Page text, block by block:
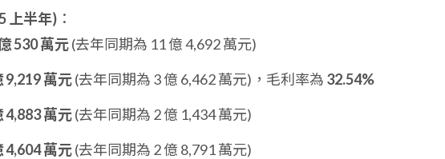
上半年) ：
530 萬元(去年同期為 11 億 4,692 萬元)
9,219 萬元(去年同期為 3 億 6,462 萬元)，毛利率為 32.54%
4,883 萬元(去年同期為 2 億 1,434 萬元)
4,604 萬元(去年同期為 2 億 8,791 萬元)